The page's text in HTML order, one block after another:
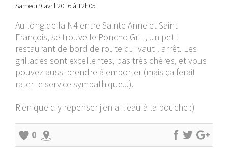
Samedi 9 avril 2016 à 12h05
Au long de la N4 entre Sainte Anne et Saint
François, se trouve le Poncho Grill, un petit
restaurant de bord de route qui vaut l'arrêt. Les
grillades sont excellentes, pas très chères, et vous
pouvez aussi prendre à emporter (mais ça ferait
rater le service sympathique...).
Rien que d'y repenser j'en ai l'eau à la bouche :)
0